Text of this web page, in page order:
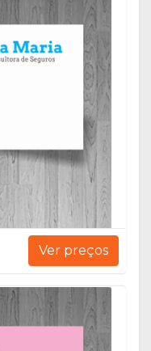
Ver preços